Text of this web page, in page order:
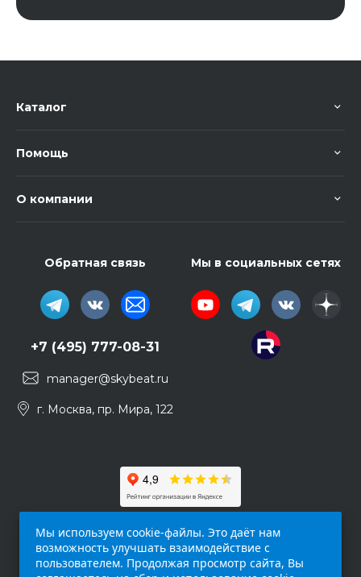
Каталог
Помощь
О компании
Обратная связь
+7 (495) 777-08-31
manager@skybeat.ru
г. Москва, пр. Мира, 122
Мы в социальных сетях
Мы используем cookie-файлы. Это даёт нам
возможность улучшать взаимодействие с
пользователем. Продолжая просмотр сайта, Вы